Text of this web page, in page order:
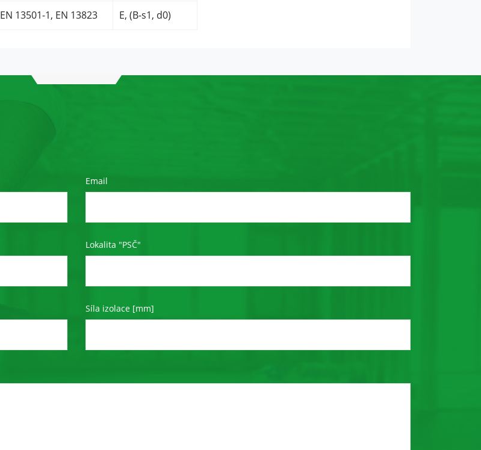
EN 13501-1, EN 13823 E, (B-s1, d0)
Email
Lokalita "PSČ"
Síla izolace [mm]
strukturu
používán.
fungovaly při
vaší návštěvě
Pokud tyto
odmítnete,
webu zmizí.
našich stránek